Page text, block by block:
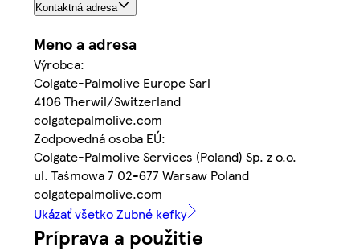
Kontaktná adresa
Meno a adresa
Výrobca:
Colgate-Palmolive Europe Sarl
4106 Therwil/Switzerland
colgatepalmolive.com
Zodpovedná osoba EÚ:
Colgate-Palmolive Services (Poland) Sp. z o.o.
ul. Taśmowa 7 02-677 Warsaw Poland
colgatepalmolive.com
Ukázať všetko Zubné kefky
Príprava a použitie